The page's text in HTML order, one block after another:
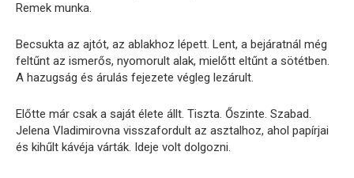
Remek munka.
Becsukta az ajtót, az ablakhoz lépett. Lent, a bejáratnál még
feltűnt az ismerős, nyomorult alak, mielőtt eltűnt a sötétben.
A hazugság és árulás fejezete végleg lezárult.
Előtte már csak a saját élete állt. Tiszta. Őszinte. Szabad.
Jelena Vladimirovna visszafordult az asztalhoz, ahol papírjai
és kihűlt kávéja várták. Ideje volt dolgozni.